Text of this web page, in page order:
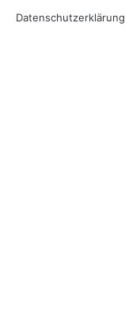
Datenschutzerklärung